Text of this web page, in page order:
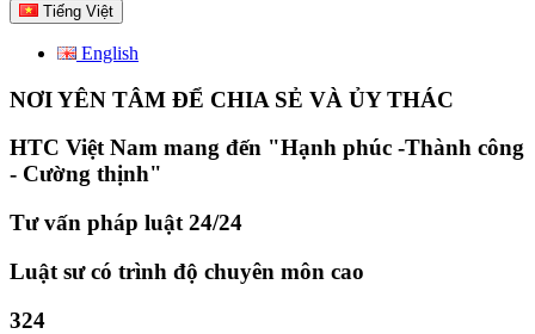
Tiếng Việt
English
NƠI YÊN TÂM ĐỂ CHIA SẺ VÀ ỦY THÁC
HTC Việt Nam mang đến "Hạnh phúc -Thành công
- Cường thịnh"
Tư vấn pháp luật 24/24
Luật sư có trình độ chuyên môn cao
324